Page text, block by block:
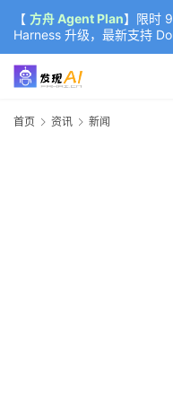
【 方舟 Agent Plan】限时
Harness 升级，最新支持
K3（部分）、GLM-5.2
首页 资讯 新闻